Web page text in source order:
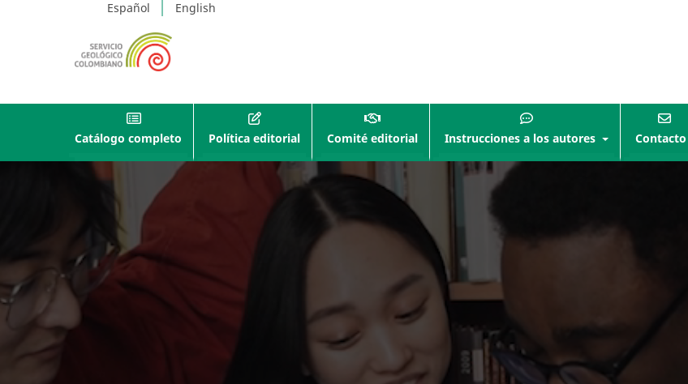
Español English
Catálogo completo Política editorial Comité editorial Instrucciones a los autores Contacto